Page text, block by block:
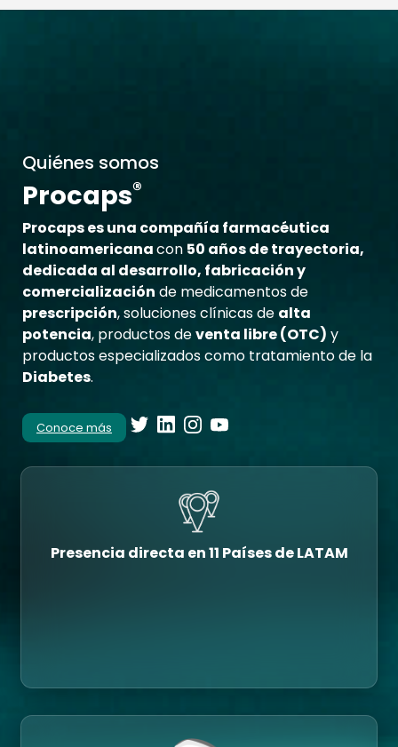
Quiénes somos
Procaps®
Procaps es una compañía farmacéutica
latinoamericanacon 50 años de trayectoria,
dedicada al desarrollo, fabricación y
comercialización de medicamentos de
prescripción, soluciones clínicas de alta
potencia, productos deventa libre (OTC) y
productos especializados como tratamiento de la
Diabetes.
Conoce más
Presencia directa en 11 Países de LATAM